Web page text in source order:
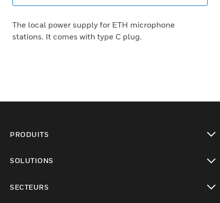
The local power supply for ETH microphone
stations. It comes with type C plug.
PRODUITS
SOLUTIONS
SECTEURS